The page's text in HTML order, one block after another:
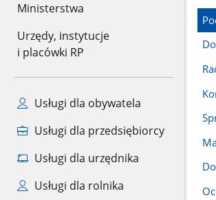
Ministerstwa
Urzędy, instytucje
i placówki RP
Usługi dla obywatela
Usługi dla przedsiębiorcy
Usługi dla urzędnika
Usługi dla rolnika